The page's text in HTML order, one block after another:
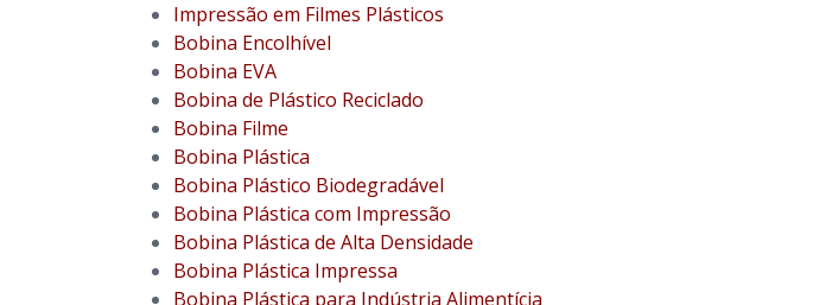
Impressão em Filmes Plásticos
Bobina Encolhível
Bobina EVA
Bobina de Plástico Reciclado
Bobina Filme
Bobina Plástica
Bobina Plástico Biodegradável
Bobina Plástica com Impressão
Bobina Plástica de Alta Densidade
Bobina Plástica Impressa
Bobina Plástica para Indústria Alimentícia